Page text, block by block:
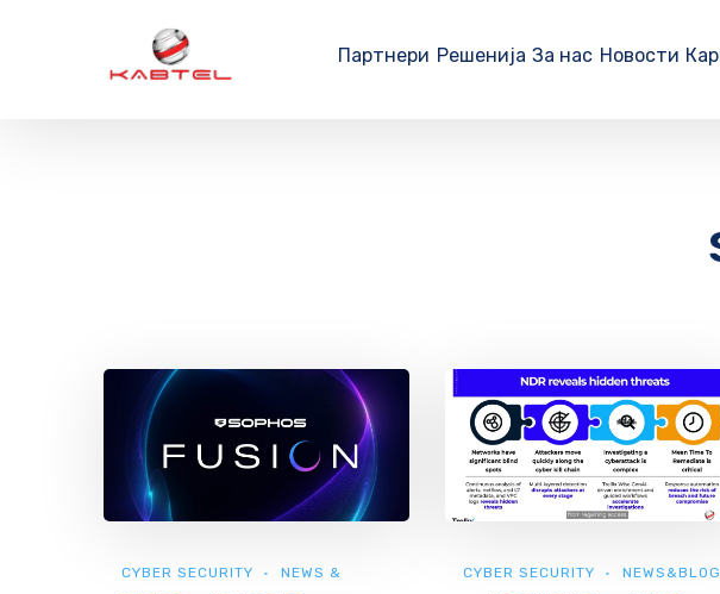
Партнери Решенија За нас Новости
CYBER SECURITY
NEWS &
CYBER SECURITY
NEWS&BLOG